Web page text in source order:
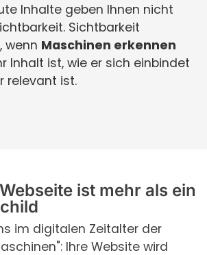
Inhalte geben Ihnen nicht
Sichtbarkeit
wenn Maschinen erkennen
Inhalt ist, wie er sich einbindet
relevant ist.
ist mehr als ein
im digitalen Zeitalter der
Ihre Website wird